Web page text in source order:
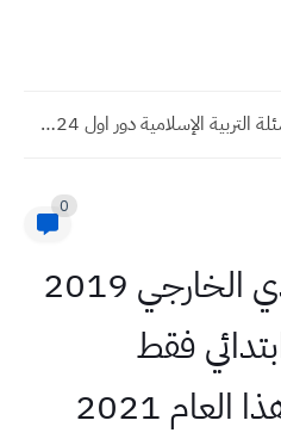
أسئلة إسلامية الدور الأول 2024 صف السادس الابتدائي
0
حل اسئلة التمهيدي الخارجي 2019
فقط
المواضيع المطلوبة هذا العام 2021